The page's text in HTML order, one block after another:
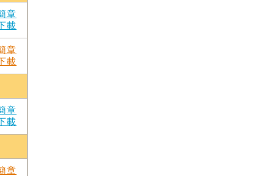
章
載
章
載
章
載
章